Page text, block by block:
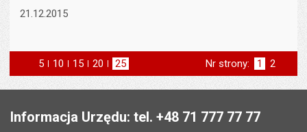
21.12.2015
5 elementów na stronie
10 elementów
na stronie
15 elementów
na stronie
20 elementów
na stronie
25
na stronie
Nr strony: Strona
1 Strona
2
Informacja Urzędu: tel. +48 71 777 77 77